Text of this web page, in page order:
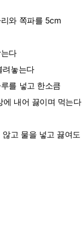
와 쪽파를 5cm
다
려놓는다
를 넣고 한소큼
내어 끓이며 먹는다
고 물을 넣고 끓여도